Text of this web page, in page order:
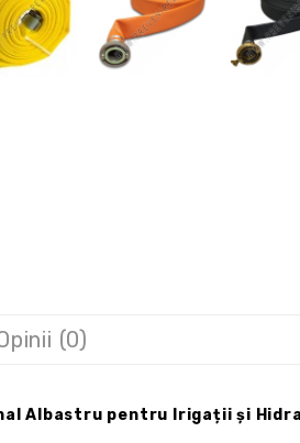
(0)
Albastru pentru Irigații și